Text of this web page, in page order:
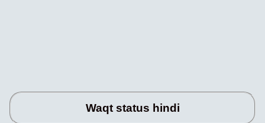
Waqt status hindi